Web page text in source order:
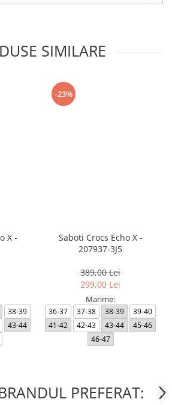
SIMILARE
X -
38-39
43-44
-23%
Saboti Crocs Echo X -
207937-3J5
389,00 Lei
299,00 Lei
Marime:
36-37 37-38 38-39
39-40
41-42
42-43 43-44
45-46
46-47
PREFERAT: